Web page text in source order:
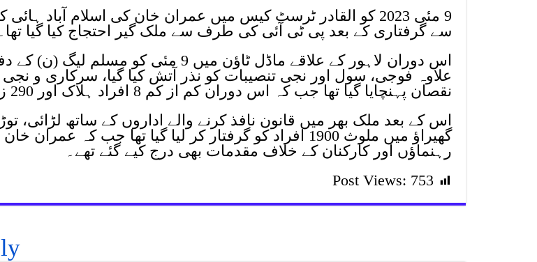
9 مئی 2023 کو القادر ٹرسٹ کیس میں عمران خان کی اسلام آباد
سے گرفتاری کے بعد پی ٹی آئی کی طرف سے ملک گیر احتجاج کیا گیا تھا۔
اس دوران لاہور کے علاقے ماڈل ٹاؤن میں 9 مئی کو
علاوہ فوجی، سول اور نجی تنصیبات کو نذر آتش کیا گیا، سرکاری و
نقصان پہنچایا گیا تھا جب کہ اس دوران کم از کم 8 افراد ہلاک اور 290 زخمی ہوئے تھے۔
اس کے بعد ملک بھر میں قانون نافذ کرنے والے اداروں کے ساتھ لڑائی، توڑ
گھیراؤ میں ملوث 1900 افراد کو گرفتار کر لیا گیا تھا جب کہ
رہنماؤں اور کارکنان کے خلاف مقدمات بھی درج کیے گئے تھے۔
Post Views: 753